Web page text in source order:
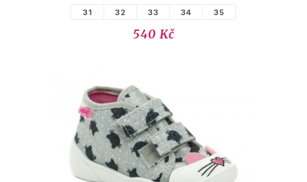
31 32 33 34 35
540 Kč